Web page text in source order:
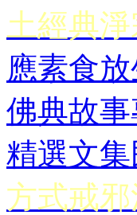
土經典
應素食放
佛典故
精選文集
方式戒邪